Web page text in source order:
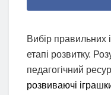
Вибір правильних
етапі розвитку.
педагогічний
розвиваючі